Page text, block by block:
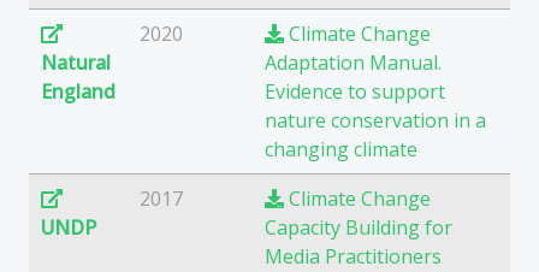
Natural
England
2020
Climate Change
Adaptation Manual.
Evidence to support
nature conservation in a
changing climate
UNDP
2017
Climate Change
Capacity Building for
Media Practitioners